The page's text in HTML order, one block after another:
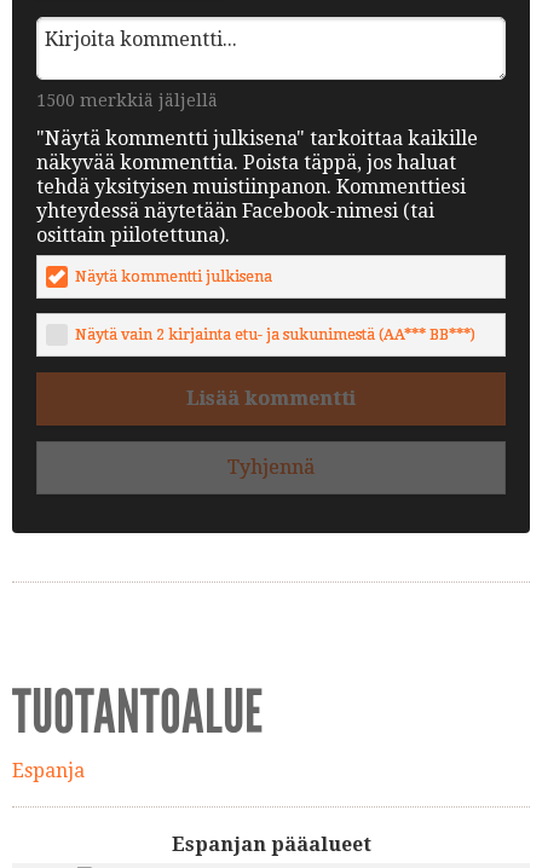
1500 merkkiä jäljellä
"Näytä kommentti julkisena" tarkoittaa kaikille
näkyvää kommenttia. Poista täppä, jos haluat
tehdä yksityisen muistiinpanon. Kommenttiesi
yhteydessä näytetään Facebook-nimesi (tai
osittain piilotettuna).
Näytä kommentti julkisena
Näytä vain 2 kirjainta etu- ja sukunimestä (AA*** BB***)
Lisää kommentti
Tyhjennä
TUOTANTOALUE
Espanja
Espanjan pääalueet